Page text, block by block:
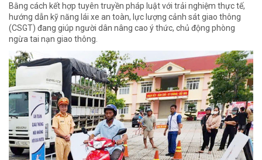
Bằng cách kết hợp tuyên truyền pháp luật với trải nghiệm thực tế,
hướng dẫn kỹ năng lái xe an toàn, lực lượng cảnh sát giao thông
(CSGT) đang giúp người dân nâng cao ý thức, chủ động phòng
ngừa tai nạn giao thông.